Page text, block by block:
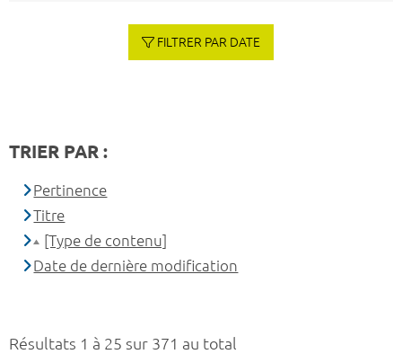
Résultats 1 à 25 sur 371 au total
FILTRER PAR DATE
TRIER PAR :
Pertinence
Titre
[Type de contenu]
Date de dernière modification